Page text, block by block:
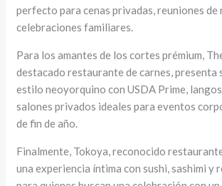
perfecto para cenas privadas, reuniones de
celebraciones familiares.
Para los amantes de los cortes prémium,
destacado restaurante de carnes, presenta
estilo neoyorquino con USDA Prime,
salones privados ideales para eventos
de fin de año.
Finalmente, Tokoya, reconocido
una experiencia íntima con sushi, sashimi y